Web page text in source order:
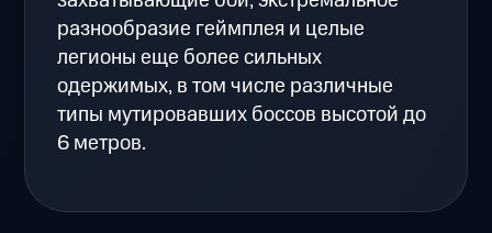
разнообразие геймплея и целые
легионы еще более сильных
одержимых, в том числе различные
типы мутировавших боссов высотой до
6 метров.